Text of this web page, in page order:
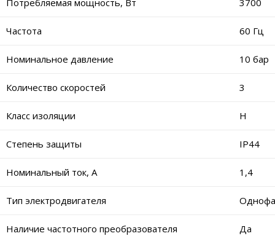
Потребляемая мощность, Вт 3700
Частота 60 Гц
Номинальное давление 10 бар
Количество скоростей 3
Класс изоляции Н
Степень защиты IP44
Номинальный ток, А 1,4
Тип электродвигателя
Наличие частотного преобразователя Да